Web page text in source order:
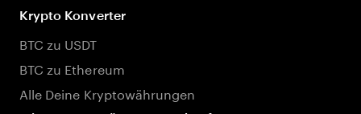
Krypto Konverter
BTC zu USDT
BTC zu Ethereum
Alle Deine Kryptowährungen